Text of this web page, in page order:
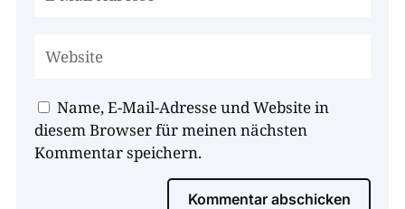
Name, E-Mail-Adresse und Website in
diesem Browser für meinen nächsten
Kommentar speichern.
Kommentar abschicken